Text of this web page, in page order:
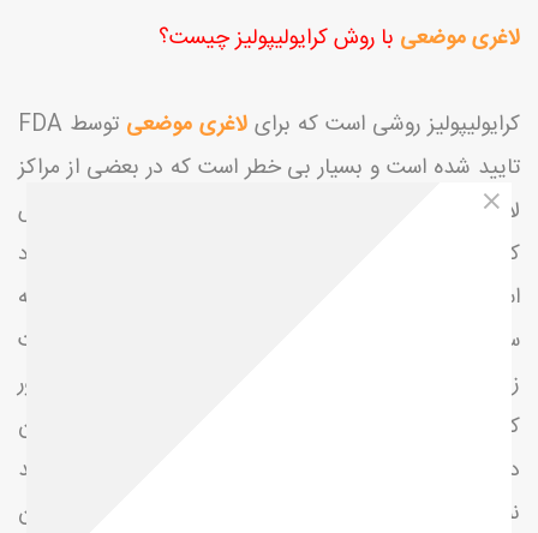
لاغری موضعی با روشکرایولیپولیزچیست؟
کرایولیپولیز روشی است که برای لاغری موضعی
توسط FDA
تایید شده است و بسیار بی خطر است که در بعضی از مراکز
لاغری توسط
انجام می گیرد. در روش
کرایولیپولیز
برای از بین بردن سلولهای چربی از دمای انجماد
استفاده می کنند. در این روش، سرما به جز سلولهای چربی به
سلولهای دیگر آسیب نمی رساند، بنابراین به پوست یا بافت
زیرین پوست صدمه ای نمی رسد. سلولهای یخ زده به مرور
کوچک می شوند و طی مدت چند ماه از طریق کبد از بدن
دفع می شوند. از آنجایی که سلولهای چربی مجددا تولید
نمی شوند، می توان انتظار داشت که سایز کاهش یافته بدن